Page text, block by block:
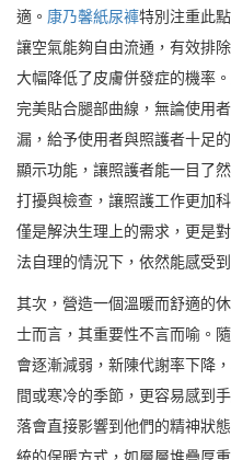
適。 康乃馨紙尿褲特別注重此
讓空氣能夠自由流通，有效排
大幅降低了皮膚併發症的機率
完美貼合腿部曲線，無論使用
漏，給予使用者與照護者十足
顯示功能，讓照護者能一目了
打擾與檢查，讓照護工作更加
僅是解決生理上的需求，更是
法自理的情況下，依然能感受
其次，營造一個溫暖而舒適的
士而言，其重要性不言而喻。
會逐漸減弱，新陳代謝率下降
間或寒冷的季節，更容易感到
落會直接影響到他們的精神狀